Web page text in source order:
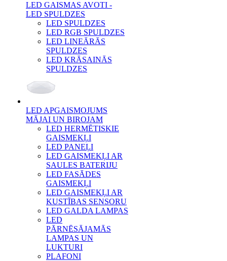
LED GAISMAS AVOTI -
LED SPULDZES
LED SPULDZES
LED RGB SPULDZES
LED LINEĀRĀS
SPULDZES
LED KRĀSAINĀS
SPULDZES
LED APGAISMOJUMS
MĀJAI UN BIROJAM
LED HERMĒTISKIE
GAISMEKĻI
LED PANEĻI
LED GAISMEKĻI AR
SAULES BATERIJU
LED FASĀDES
GAISMEKĻI
LED GAISMEKĻI AR
KUSTĪBAS SENSORU
LED GALDA LAMPAS
LED
PĀRNĒSĀJAMĀS
LAMPAS UN
LUKTURI
PLAFONI